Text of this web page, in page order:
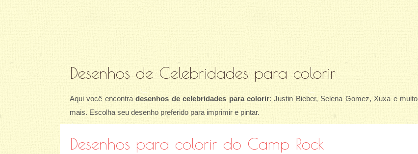
Desenhos de Celebridades para colorir
Aqui você encontradesenhos de celebridades para colorir: Justin Bieber, Selena Gomez, Xuxa e muito
mais. Escolha seu desenho preferido para imprimir e pintar.
Desenhos para colorir do Camp Rock